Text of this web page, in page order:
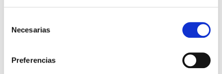
Necesarias
Preferencias
-
Negro Rojo